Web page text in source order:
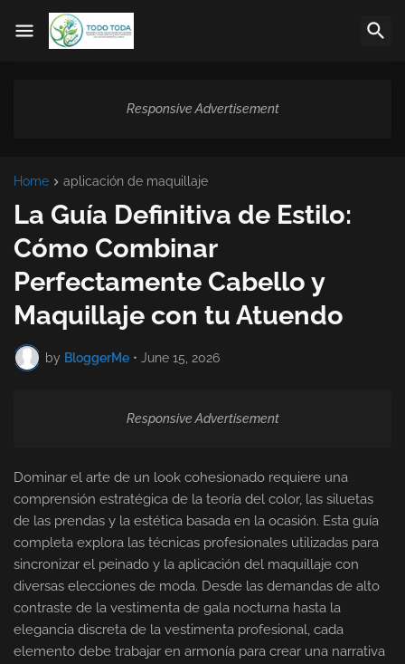
Responsive Advertisement
Home aplicación de maquillaje
La Guía Definitiva de Estilo:
Cómo Combinar
Perfectamente Cabello y
Maquillaje con tu Atuendo
by BloggerMe • June 15, 2026
Responsive Advertisement
Dominar el arte de un look cohesionado requiere una
comprensión estratégica de la teoría del color, las siluetas
de las prendas y la estética basada en la ocasión. Esta guía
completa explora las técnicas profesionales utilizadas para
sincronizar el peinado y la aplicación del maquillaje con
diversas elecciones de moda. Desde las demandas de alto
contraste de la vestimenta de gala nocturna hasta la
elegancia discreta de la vestimenta profesional, cada
elemento debe trabajar en armonía para crear una narrativa